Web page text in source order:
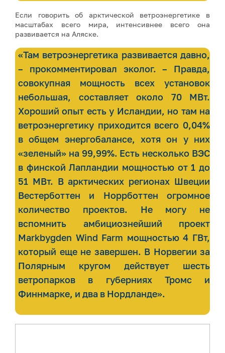
Если говорить об арктической ветроэнергетике в
масштабах всего мира, интенсивнее всего она
развивается на Аляске.
«Там ветроэнергетика развивается давно,
– прокомментировал эколог. – Правда,
совокупная мощность всех установок
небольшая, составляет около 70 МВт.
Хороший опыт есть у Исландии, но там на
ветроэнергетику приходится всего 0,04%
в общем энергобалансе, хотя он у них
«зеленый» на 99,99%. Есть несколько ВЭС
в финской Лапландии мощностью от 1 до
51 МВт. В арктических регионах Швеции
Вестерботтен и Норрботтен огромное
количество проектов. Не могу не
вспомнить амбициознейший проект
Markbygden Wind Farm мощностью 4 ГВт,
который еще не завершен. В Норвегии за
Полярным кругом действует шесть
ветропарков в губерниях Тромс и
Финнмарке, и два в Нордланде».